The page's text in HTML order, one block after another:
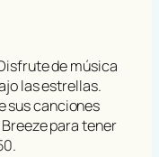
de música
las estrellas.
sus canciones
para tener